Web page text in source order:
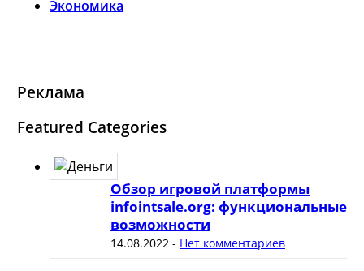
Экономика
Реклама
Featured Categories
Обзор игровой платформы
infointsale.org: функциональные
возможности
14.08.2022- Нет комментариев